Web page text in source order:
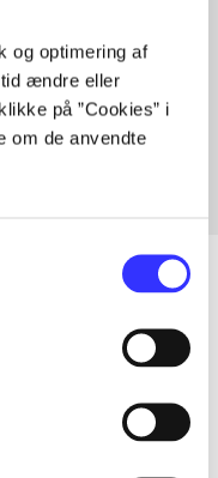
og optimering af
ændre eller
på ”Cookies” i
om de anvendte